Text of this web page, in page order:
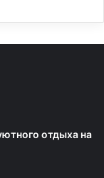
отдыха на